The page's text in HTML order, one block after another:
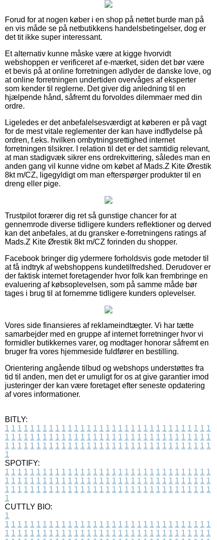
Forud for at nogen køber i en shop på nettet burde man på
en vis måde se på netbutikkens handelsbetingelser, dog er
det tit ikke super interessant.
Et alternativ kunne måske være at kigge hvorvidt
webshoppen er verificeret af e-mærket, siden det bør være
et bevis på at online forretningen adlyder de danske love, og
at online forretningen undertiden overvåges af eksperter
som kender til reglerne. Det giver dig anledning til en
hjælpende hånd, såfremt du forvoldes dilemmaer med din
ordre.
Ligeledes er det anbefalelsesværdigt at køberen er på vagt
for de mest vitale reglementer der kan have indflydelse på
ordren, f.eks. hvilken ombytningsrettighed internet
forretningen tilsikrer. I relation til det er det samtidig relevant,
at man stadigvæk sikrer ens ordrekvittering, således man en
anden gang vil kunne vidne om købet af Mads.Z Kite Ørestik
8kt m/CZ, ligegyldigt om man efterspørger produkter til en
dreng eller pige.
Trustpilot forærer dig ret så gunstige chancer for at
gennemrode diverse tidligere kunders reflektioner og derved
kan det anbefales, at du gransker e-forretningens ratings af
Mads.Z Kite Ørestik 8kt m/CZ forinden du shopper.
Facebook bringer dig ydermere forholdsvis gode metoder til
at få indtryk af webshoppens kundetilfredshed. Derudover er
der faktisk internet foretagender hvor folk kan frembringe en
evaluering af købsoplevelsen, som på samme måde bør
tages i brug til at fornemme tidligere kunders oplevelser.
Vores side finansieres af reklameindtægter. Vi har tætte
samarbejder med en gruppe af internet forretninger hvor vi
formidler butikkernes varer, og modtager honorar såfremt en
bruger fra vores hjemmeside fuldfører en bestilling.
Orientering angående tilbud og webshops understøttes fra
tid til anden, men det er umuligt for os at give garantier imod
justeringer der kan være foretaget efter seneste opdatering
af vores informationer.
BITLY:
1 1 1 1 1 1 1 1 1 1 1 1 1 1 1 1 1 1 1 1 1 1 1 1 1 1 1 1 1 1 1 1 1
1 1 1 1 1 1 1 1 1 1 1 1 1 1 1 1 1 1 1 1 1 1 1 1 1 1 1 1 1 1 1 1 1
1 1 1 1 1 1 1 1 1 1 1 1 1 1 1 1 1 1 1 1 1 1 1 1 1 1 1 1 1 1 1 1 1
1
SPOTIFY:
1 1 1 1 1 1 1 1 1 1 1 1 1 1 1 1 1 1 1 1 1 1 1 1 1 1 1 1 1 1 1 1 1
1 1 1 1 1 1 1 1 1 1 1 1 1 1 1 1 1 1 1 1 1 1 1 1 1 1 1 1 1 1 1 1 1
1 1 1 1 1 1 1 1 1 1 1 1 1 1 1 1 1 1 1 1 1 1 1 1 1 1 1 1 1 1 1 1 1
1
CUTTLY BIO:
1
1 1 1 1 1 1 1 1 1 1 1 1 1 1 1 1 1 1 1 1 1 1 1 1 1 1 1 1 1 1 1 1 1
1 1 1 1 1 1 1 1 1 1 1 1 1 1 1 1 1 1 1 1 1 1 1 1 1 1 1 1 1 1 1 1 1